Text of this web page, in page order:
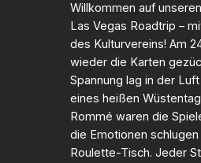
Willkommen auf
Las Vegas Roadtrip –
des Kulturvereins! Am
wieder die Karten
Spannung lag in der
eines heißen
Rommé waren die
die Emotionen
Roulette-Tisch. Jeder